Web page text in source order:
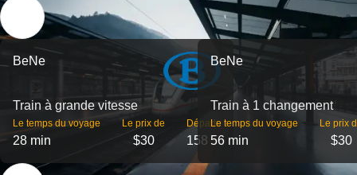
BeNe
Train à grande vitesse
Le temps du voyage
28 min
Le prix de
$30
Départs
158
BeNe
Train à 1 changement
Le temps du voyage
56 min
Le prix
$30